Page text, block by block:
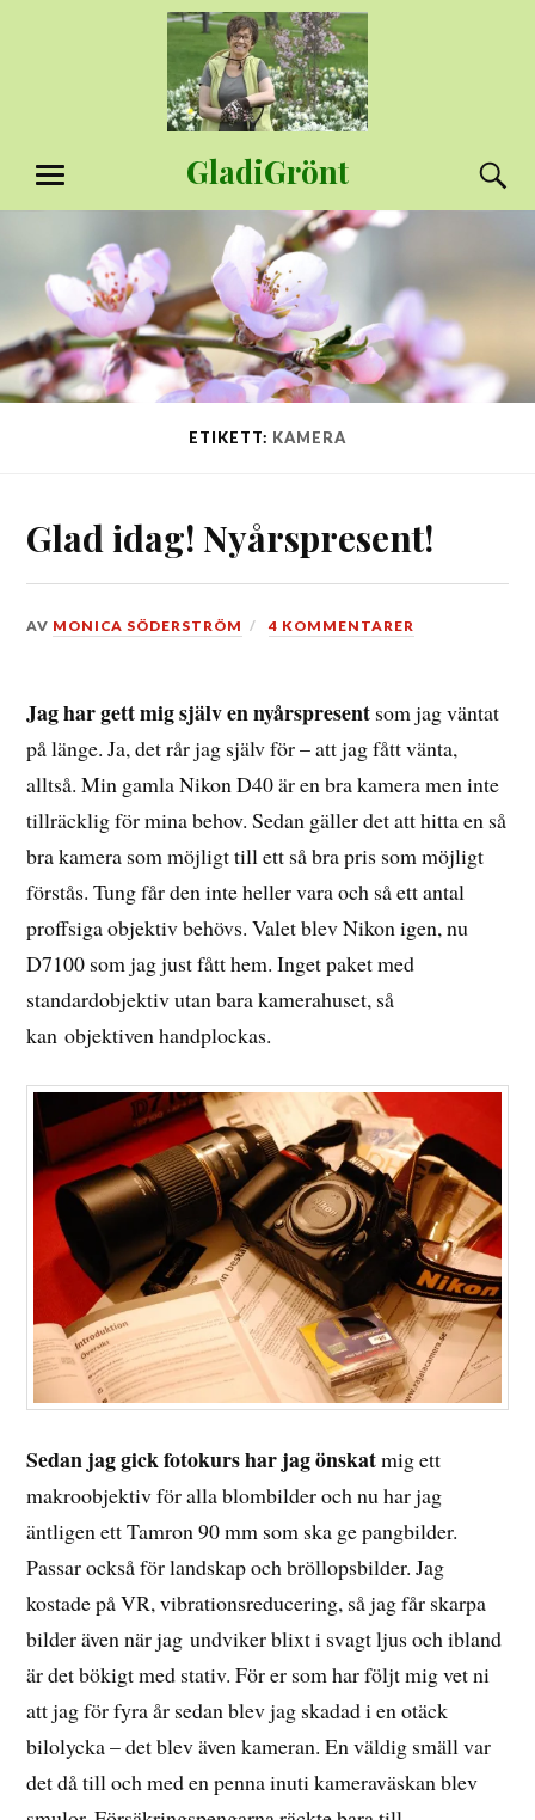
GladiGrönt
MENY
ETIKETT: KAMERA
Glad idag! Nyårspresent!
DEN
2015
AV MONICA SÖDERSTRÖM 4 KOMMENTARER
Jag har gett mig själv en nyårspresent som jag väntat
på länge. Ja, det rår jag själv för – att jag fått vänta,
alltså. Min gamla Nikon D40 är en bra kamera men inte
tillräcklig för mina behov. Sedan gäller det att hitta en så
bra kamera som möjligt till ett så bra pris som möjligt
förstås. Tung får den inte heller vara och så ett antal
proffsiga objektiv behövs. Valet blev Nikon igen, nu
D7100 som jag just fått hem. Inget paket med
standardobjektiv utan bara kamerahuset, så
kan objektiven handplockas.
Sedan jag gick fotokurs har jag önskatmig ett
makroobjektiv för alla blombilder och nu har jag
äntligen ett Tamron 90 mm som ska ge pangbilder.
Passar också för landskap och bröllopsbilder. Jag
kostade på VR, vibrationsreducering, så jag får skarpa
bilder även när jag undviker blixt i svagt ljus och ibland
är det bökigt med stativ. För er som har följt mig vet ni
att jag för fyra år sedan blev jag skadad i en otäck
bilolycka – det blev även kameran. En väldig smäll var
det då till och med en penna inuti kameraväskan blev